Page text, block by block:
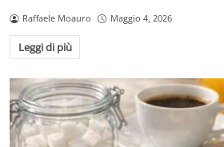
Raffaele Moauro Maggio 4, 2026
Leggi di più